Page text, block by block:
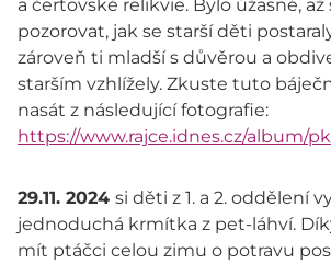
a čertovské relikvie. Bylo úžasné,
pozorovat, jak se starší děti
zároveň ti mladší s důvěrou a
starším vzhlížely. Zkuste tuto
nasát z následující fotografie:
https://www.rajce.idnes.cz/album/
29.11. 2024 si děti z 1. a 2. oddělení
jednoduchá krmítka z pet-láhví.
mít ptáčci celou zimu o potravu